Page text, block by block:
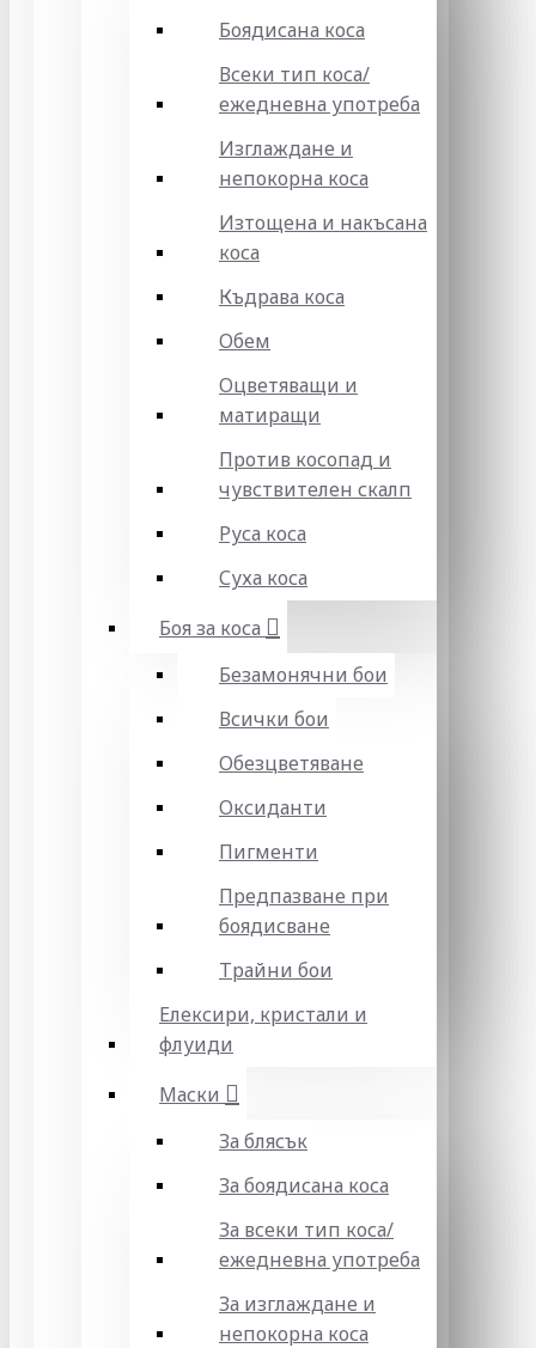
Боядисана коса
Всеки тип коса/
ежедневна употреба
Изглаждане и
непокорна коса
Изтощена и накъсана
коса
Къдрава коса
Обем
Оцветяващи и
матиращи
Против косопад и
чувствителен скалп
Руса коса
Суха коса
Боя за коса
Безамонячни бои
Всички бои
Обезцветяване
Оксиданти
Пигменти
Предпазване при
боядисване
Трайни бои
Елексири, кристали и
флуиди
Маски
За блясък
За боядисана коса
За всеки тип коса/
ежедневна употреба
За изглаждане и
непокорна коса